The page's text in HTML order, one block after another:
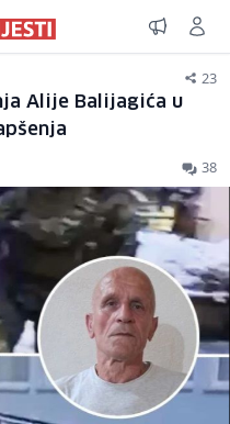
23
Alije Balijagića u
38